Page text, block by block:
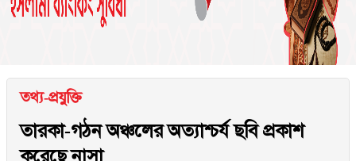
তথ্য-প্রযুক্তি
তারকা-গঠন অঞ্চলের অত্যাশ্চর্য ছবি প্রকাশ
করেছে নাসা